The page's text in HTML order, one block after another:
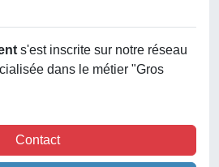
s'est inscrite sur notre réseau
dans le métier "Gros
Contact